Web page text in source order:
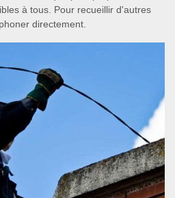
à tous. Pour recueillir d'autres
directement.